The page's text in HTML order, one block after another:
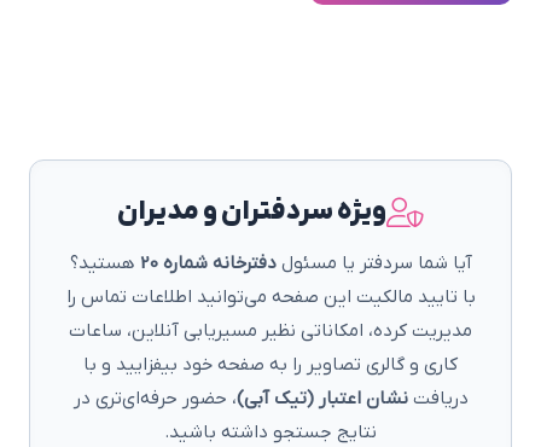
ویژه سردفتران و مدیران
آیا شما سردفتر یا مسئولدفترخانه شماره 20
هستید؟
با تایید مالکیت این صفحه می‌توانید اطلاعات تماس را
مدیریت کرده، امکاناتی نظیر مسیریابی آنلاین، ساعات
کاری و گالری تصاویر را به صفحه خود بیفزایید و با
دریافتنشان اعتبار (تیک آبی)، حضور حرفه‌ای‌تری در
نتایج جستجو داشته باشید.